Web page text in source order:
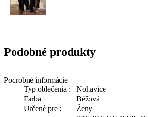
Podrobné informácie
Typ oblečenia :
Nohavice
Farba :
Béžová
Určené pre :
Ženy
Podobné produkty